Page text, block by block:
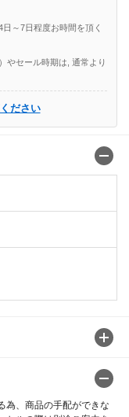
～7日程度お時間を頂く
やセール時期は, 通常より
ださい
為、商品の手配ができな